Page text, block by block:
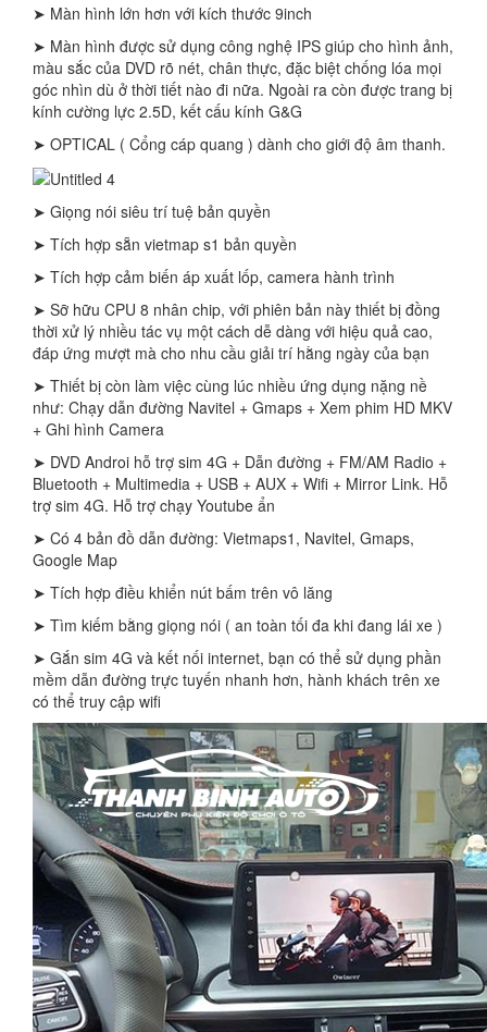
➤ Màn hình lớn hơn với kích thước 9inch
➤ Màn hình được sử dụng công nghệ IPS giúp cho hình ảnh,
màu sắc của DVD rõ nét, chân thực, đặc biệt chống lóa mọi
góc nhìn dù ở thời tiết nào đi nữa. Ngoài ra còn được trang bị
kính cường lực 2.5D, kết cấu kính G&G
➤ OPTICAL ( Cổng cáp quang ) dành cho giới độ âm thanh.
➤ Giọng nói siêu trí tuệ bản quyền
➤ Tích hợp sẵn vietmap s1 bản quyền
➤ Tích hợp cảm biến áp xuất lốp, camera hành trình
➤ Sỡ hữu CPU 8 nhân chip, với phiên bản này thiết bị đồng
thời xử lý nhiều tác vụ một cách dễ dàng với hiệu quả cao,
đáp ứng mượt mà cho nhu cầu giải trí hằng ngày của bạn
➤ Thiết bị còn làm việc cùng lúc nhiều ứng dụng nặng nề
như: Chạy dẫn đường Navitel + Gmaps + Xem phim HD MKV
+ Ghi hình Camera
➤ DVD Androi hỗ trợ sim 4G + Dẫn đường + FM/AM Radio +
Bluetooth + Multimedia + USB + AUX + Wifi + Mirror Link. Hỗ
trợ sim 4G. Hỗ trợ chạy Youtube ẩn
➤ Có 4 bản đồ dẫn đường: Vietmaps1, Navitel, Gmaps,
Google Map
➤ Tích hợp điều khiển nút bấm trên vô lăng
➤ Tìm kiếm bằng giọng nói ( an toàn tối đa khi đang lái xe )
➤ Gắn sim 4G và kết nối internet, bạn có thể sử dụng phần
mềm dẫn đường trực tuyến nhanh hơn, hành khách trên xe
có thể truy cập wifi